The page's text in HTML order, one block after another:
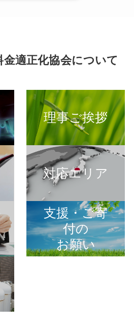
適正化協会について
理事ご挨拶
対応エリア
支援・ご寄
付の
お願い